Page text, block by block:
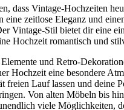
dass Vintage-Hochzeiten
eine zeitlose Eleganz und
Vintage-Stil bietet dir eine
Hochzeit romantisch und
und Retro-
Hochzeit eine besondere
freien Lauf lassen und deine
Von alten Möbeln bis
viele Möglichkeiten,